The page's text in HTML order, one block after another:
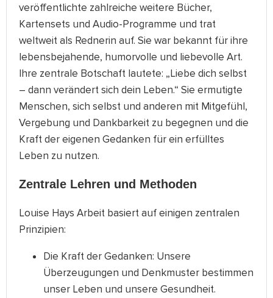
veröffentlichte zahlreiche weitere Bücher,
Kartensets und Audio-Programme und trat
weltweit als Rednerin auf. Sie war bekannt für ihre
lebensbejahende, humorvolle und liebevolle Art.
Ihre zentrale Botschaft lautete: „Liebe dich selbst
– dann verändert sich dein Leben.“ Sie ermutigte
Menschen, sich selbst und anderen mit Mitgefühl,
Vergebung und Dankbarkeit zu begegnen und die
Kraft der eigenen Gedanken für ein erfülltes
Leben zu nutzen.
Zentrale Lehren und Methoden
Louise Hays Arbeit basiert auf einigen zentralen
Prinzipien:
Die Kraft der Gedanken: Unsere
Überzeugungen und Denkmuster bestimmen
unser Leben und unsere Gesundheit.